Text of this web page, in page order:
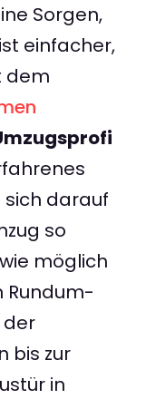
Sorgen,
einfacher,
dem
sich darauf
so
möglich
Rundum-
der
bis zur
in